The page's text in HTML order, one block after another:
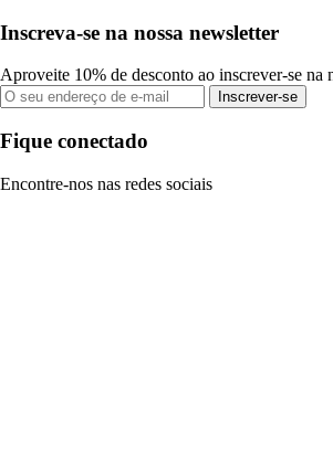
Inscreva-se na nossa newsletter
Aproveite 10% de desconto ao inscrever-se na
Inscrever-se
Fique conectado
Encontre-nos nas redes sociais